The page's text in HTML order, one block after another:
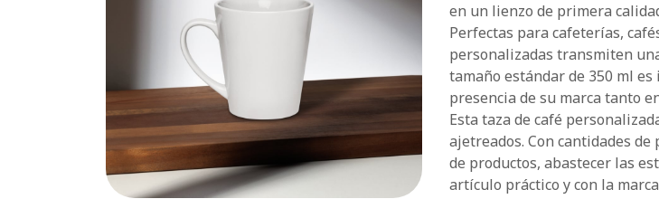
en un lienzo de primera
Perfectas para cafeterías,
personalizadas transmiten
tamaño estándar de 350 ml
presencia de su marca tanto
Esta taza de café
ajetreados. Con cantidades
de productos, abastecer las
artículo práctico y con la